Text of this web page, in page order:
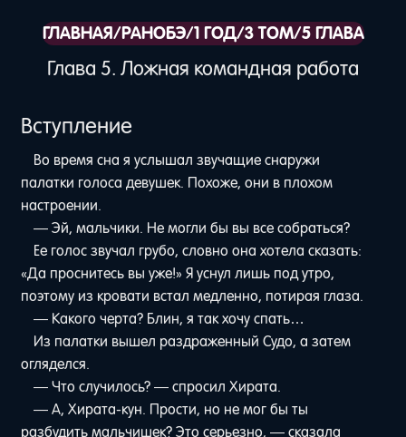
ГЛАВНАЯ/РАНОБЭ/1 ГОД/3 ТОМ/5 ГЛАВА
Глава 5. Ложная командная работа
Вступление
Во время сна я услышал звучащие снаружи
палатки голоса девушек. Похоже, они в плохом
настроении.
— Эй, мальчики. Не могли бы вы все собраться?
Ее голос звучал грубо, словно она хотела сказать:
«Да проснитесь вы уже!» Я уснул лишь под утро,
поэтому из кровати встал медленно, потирая глаза.
— Какого черта? Блин, я так хочу спать…
Из палатки вышел раздраженный Судо, а затем
огляделся.
— Что случилось? — спросил Хирата.
— А, Хирата-кун. Прости, но не мог бы ты
разбудить мальчишек? Это серьезно, — сказала